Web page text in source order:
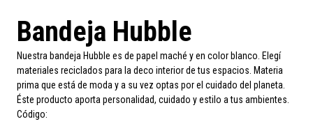
Bandeja Hubble
Nuestra bandeja Hubble es de papel maché y en color blanco. Elegí
materiales reciclados para la deco interior de tus espacios. Materia
prima que está de moda y a su vez optas por el cuidado del planeta.
Éste producto aporta personalidad, cuidado y estilo a tus ambientes.
Código: